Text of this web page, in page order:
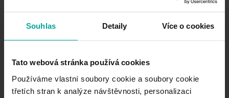
Souhlas Detaily Více o cookies
Tato webová stránka používá cookies
Používáme vlastní soubory cookie a soubory cookie
třetích stran k analýze návštěvnosti, personalizaci
Praha